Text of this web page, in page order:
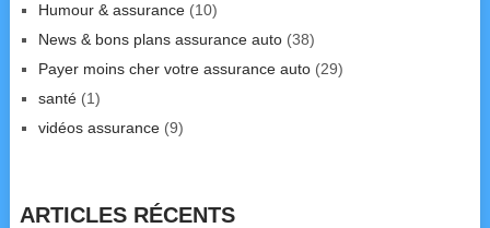
Humour & assurance(10)
News & bons plans assurance auto(38)
Payer moins cher votre assurance auto(29)
santé(1)
vidéos assurance(9)
ARTICLES RÉCENTS